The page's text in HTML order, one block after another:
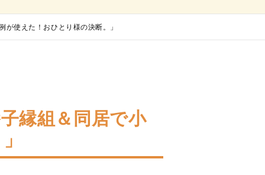
使えた！おひとり様の決断。」
縁組＆同居で小